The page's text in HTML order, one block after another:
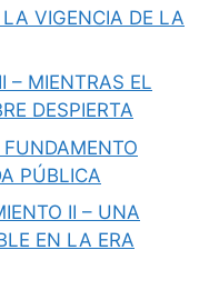
VIGENCIA DE LA
– MIENTRAS EL
DESPIERTA
PÚBLICA
II – UNA
EN LA ERA